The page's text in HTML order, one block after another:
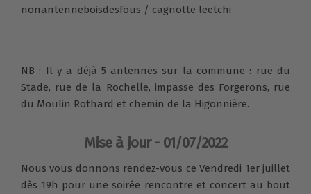
nonantenneboisdesfous / cagnotte leetchi
NB : Il y a déjà 5 antennes sur la commune : rue du
Stade, rue de la Rochelle, impasse des Forgerons, rue
du Moulin Rothard et chemin de la Higonnière.
Mise à jour - 01/07/2022
Nous vous donnons rendez-vous ce Vendredi 1er juillet
dès 19h pour une soirée rencontre et concert au bout